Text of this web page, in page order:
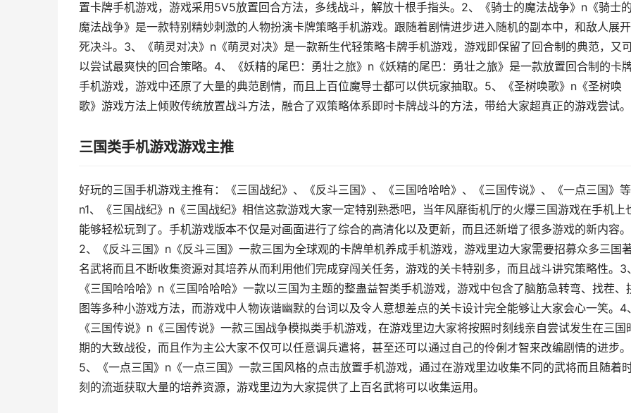
置卡牌手机游戏，游戏采用5V5放置回合方法，多线战斗，解放十根手指头。2、《骑士的魔法战争》n《骑士的
魔法战争》是一款特别精妙刺激的人物扮演卡牌策略手机游戏。跟随着剧情进步进入随机的副本中，和敌人展
死决斗。3、《萌灵对决》n《萌灵对决》是一款新生代轻策略卡牌手机游戏，游戏即保留了回合制的典范，又
以尝试最爽快的回合策略。4、《妖精的尾巴：勇壮之旅》n《妖精的尾巴：勇壮之旅》是一款放置回合制的卡
手机游戏，游戏中还原了大量的典范剧情，而且上百位魔导士都可以供玩家抽取。5、《圣树唤歌》n《圣树唤
歌》游戏方法上倾败传统放置战斗方法，融合了双策略体系即时卡牌战斗的方法，带给大家超真正的游戏尝试。
三国类手机游戏游戏主推
好玩的三国手机游戏主推有：《三国战纪》、《反斗三国》、《三国哈哈哈》、《三国传说》、《一点三国》等
n1、《三国战纪》n《三国战纪》相信这款游戏大家一定特别熟悉吧，当年风靡街机厅的火爆三国游戏在手机上
能够轻松玩到了。手机游戏版本不仅是对画面进行了综合的高清化以及更新，而且还新增了很多游戏的新内容。
2、《反斗三国》n《反斗三国》一款三国为全球观的卡牌单机养成手机游戏，游戏里边大家需要招募众多三国
名武将而且不断收集资源对其培养从而利用他们完成穿闯关任务，游戏的关卡特别多，而且战斗讲究策略性。3、
《三国哈哈哈》n《三国哈哈哈》一款以三国为主题的整蛊益智类手机游戏，游戏中包含了脑筋急转弯、找茬、
图等多种小游戏方法，而游戏中人物诙谐幽默的台词以及令人意想差点的关卡设计完全能够让大家会心一笑。4、
《三国传说》n《三国传说》一款三国战争模拟类手机游戏，在游戏里边大家将按照时刻线亲自尝试发生在三国
期的大致战役，而且作为主公大家不仅可以任意调兵遣将，甚至还可以通过自己的伶俐才智来改编剧情的进步。
5、《一点三国》n《一点三国》一款三国风格的点击放置手机游戏，通过在游戏里边收集不同的武将而且随着
刻的流逝获取大量的培养资源，游戏里边为大家提供了上百名武将可以收集运用。